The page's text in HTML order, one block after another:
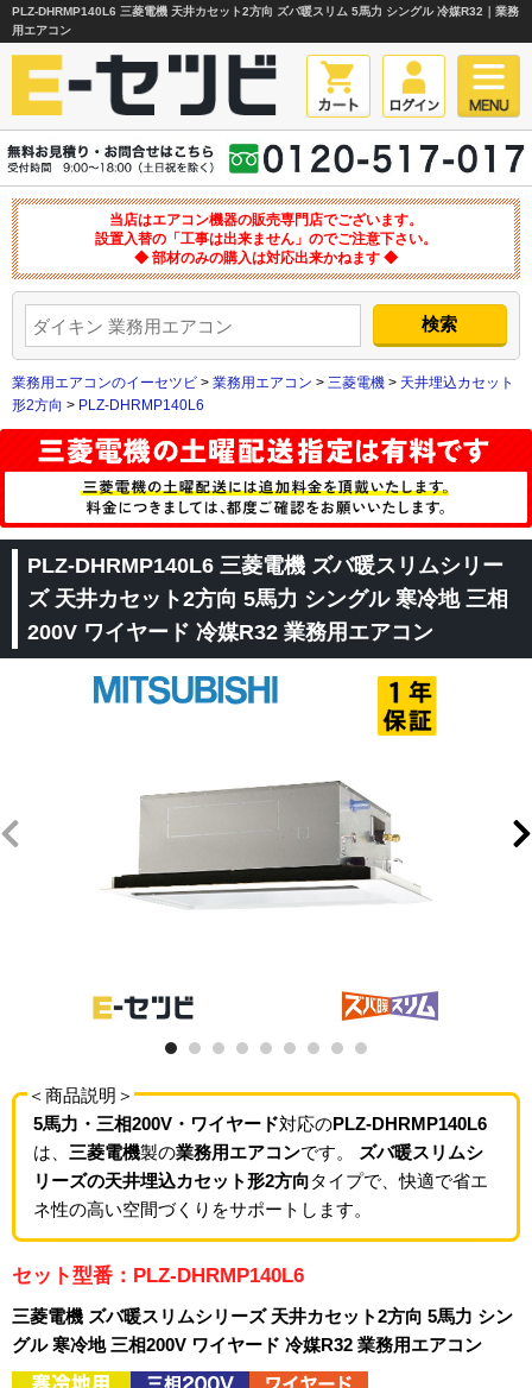
PLZ-DHRMP140L6 三菱電機 天井カセット2方向 ズバ暖スリム 5馬力 シングル 冷媒R32｜業務
用エアコン
当店はエアコン機器の販売専門店でございます。
設置入替の「工事は出来ません」のでご注意下さい。
◆ 部材のみの購入は対応出来かねます ◆
業務用エアコンのイーセツビ > 業務用エアコン > 三菱電機 > 天井埋込カセット
形2方向 > PLZ-DHRMP140L6
PLZ-DHRMP140L6 三菱電機 ズバ暖スリムシリー
ズ 天井カセット2方向 5馬力 シングル 寒冷地 三相
200V ワイヤード 冷媒R32 業務用エアコン
＜商品説明＞
5馬力・三相200V・ワイヤード対応のPLZ-DHRMP140L6
は、 三菱電機製の業務用エアコンです。
ズバ暖スリムシ
リーズの天井埋込カセット形2方向タイプで、快適で省エ
ネ性の高い空間づくりをサポートします。
セット型番：PLZ-DHRMP140L6
三菱電機 ズバ暖スリムシリーズ 天井カセット2方向 5馬力 シン
グル 寒冷地 三相200V ワイヤード 冷媒R32 業務用エアコン